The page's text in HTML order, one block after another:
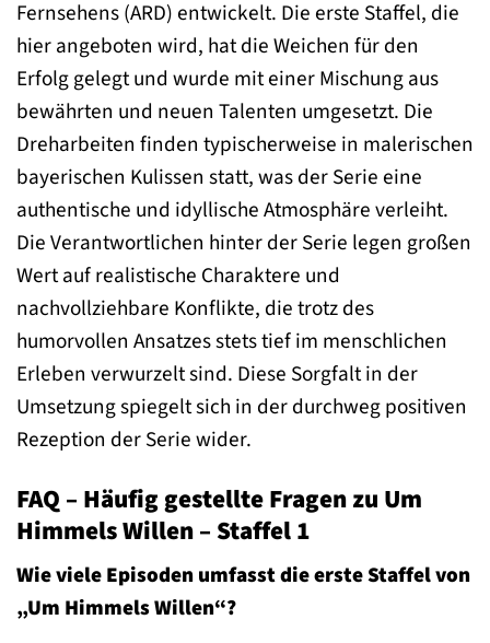
Fernsehens (ARD) entwickelt. Die erste Staffel, die
hier angeboten wird, hat die Weichen für den
Erfolg gelegt und wurde mit einer Mischung aus
bewährten und neuen Talenten umgesetzt. Die
Dreharbeiten finden typischerweise in malerischen
bayerischen Kulissen statt, was der Serie eine
authentische und idyllische Atmosphäre verleiht.
Die Verantwortlichen hinter der Serie legen großen
Wert auf realistische Charaktere und
nachvollziehbare Konflikte, die trotz des
humorvollen Ansatzes stets tief im menschlichen
Erleben verwurzelt sind. Diese Sorgfalt in der
Umsetzung spiegelt sich in der durchweg positiven
Rezeption der Serie wider.
FAQ – Häufig gestellte Fragen zu Um
Himmels Willen – Staffel 1
Wie viele Episoden umfasst die erste Staffel von
„Um Himmels Willen“?